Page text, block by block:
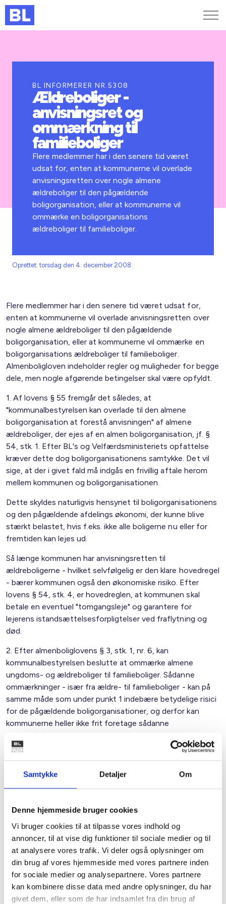
Samtykke Detaljer Om
Denne hjemmeside bruger cookies
Vi bruger cookies til at tilpasse vores indhold og
annoncer, til at vise dig funktioner til sociale medier og til
at analysere vores trafik. Vi deler også oplysninger om
din brug af vores hjemmeside med vores partnere inden
for sociale medier og analysepartnere. Vores partnere
kan kombinere disse data med andre oplysninger, du har
givet dem, eller som de har indsamlet fra din brug af
Kurser og arrangementer
Jobportalen
BL INFORMERER NR.5308
Ældreboliger -
anvisningsret og
ommærkning til
familieboliger
Flere medlemmer har i den senere tid været
udsat for, enten at kommunerne vil overlade
anvisningsretten over nogle almene
ældreboliger til den pågældende
boligorganisation, eller at kommunerne vil
ommærke en boligorganisations
ældreboliger til familieboliger.
Oprettet: torsdag den 4. december 2008
Flere medlemmer har i den senere tid været udsat for,
enten at kommunerne vil overlade anvisningsretten over
nogle almene ældreboliger til den pågældende
boligorganisation, eller at kommunerne vil ommærke en
boligorganisations ældreboliger til familieboliger.
Almenboligloven indeholder regler og muligheder for begge
dele, men nogle afgørende betingelser skal være opfyldt.
1. Af lovens § 55 fremgår det således, at
"kommunalbestyrelsen kan overlade til den almene
boligorganisation at forestå anvisningen" af almene
ældreboliger, der ejes af en almen boligorganisation, jf. §
54, stk. 1. Efter BL's og Velfærdsministeriets opfattelse
kræver dette dog boligorganisationens samtykke. Det vil
sige, at der i givet fald må indgås en frivillig aftale herom
mellem kommunen og boligorganisationen.
Dette skyldes naturligvis hensynet til boligorganisationens
og den pågældende afdelings økonomi, der kunne blive
stærkt belastet, hvis f.eks. ikke alle boligerne nu eller for
fremtiden kan lejes ud.
Så længe kommunen har anvisningsretten til
ældreboligerne - hvilket selvfølgelig er den klare hovedregel
- bærer kommunen også den økonomiske risiko. Efter
lovens § 54, stk. 4, er hovedreglen, at kommunen skal
betale en eventuel "tomgangsleje" og garantere for
lejerens istandsættelsesforpligtelser ved fraflytning og
død.
2. Efter almenboliglovens § 3, stk. 1, nr. 6, kan
kommunalbestyrelsen beslutte at ommærke almene
ungdoms- og ældreboliger til familieboliger. Sådanne
ommærkninger - især fra ældre- til familieboliger - kan på
samme måde som under punkt 1 indebære betydelige risici
for de pågældende boligorganisationer, og derfor kan
kommunerne heller ikke frit foretage sådanne
ommærkninger.
Der må også i disse tilfælde tages behørigt hensyn til
både på kort og langt sigt. Udgangspunktet må derfor
være det samme som under punkt 1: En sådan
de pågældende boligorganisationer.
Hvis en kommune - på trods af ovenstående - ønsker at
gennemtvinge en ommærkning eller anvisningsret i strid
med de nævnte betingelser, må vi derfor opfordre
medlemmerne til straks at kontakte BL.
Med venlig hilsen